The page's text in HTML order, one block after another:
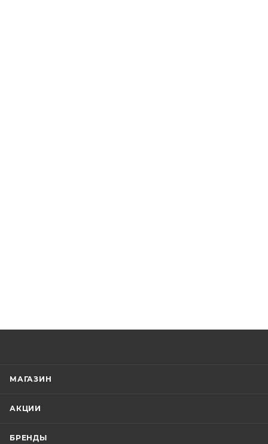
МАГАЗИН
АКЦИИ
БРЕНДЫ